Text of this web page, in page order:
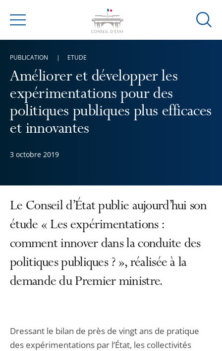
Menu
Ouvrir
Améliorer et développer les
expérimentations pour des
politiques publiques plus efficaces
et innovantes
3 octobre 2019
PUBLICATION ETUDE
Le Conseil d’État publie aujourd’hui son
étude « Les expérimentations :
comment innover dans la conduite des
politiques publiques ? », réalisée à la
demande du Premier ministre.
Dressant le bilan de près de vingt ans de pratique
des expérimentations par l’État, les collectivités